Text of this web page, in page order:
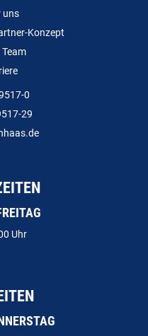
uns
Konzept
Team
0
29
Uhr